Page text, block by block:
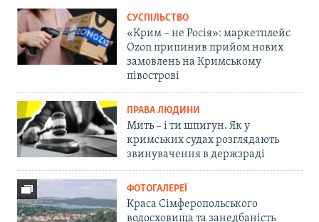
СУСПІЛЬСТВО
«Крим – не Росія»: маркетплейс
Ozon припинив прийом нових
замовлень на Кримському
півострові
ПРАВА ЛЮДИНИ
Мить – і ти шпигун. Як у
кримських судах розглядають
звинувачення в держзраді
ФОТОГАЛЕРЕЇ
Краса Сімферопольського
водосховища та занедбаність